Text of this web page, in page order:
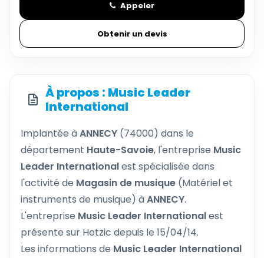
Appeler
Obtenir un devis
À propos : Music Leader
International
Implantée àANNECY (74000) dans le
département Haute-Savoie, l'entreprise Music
Leader Internationalest spécialisée dans
l'activité de Magasin de musique (Matériel et
instruments de musique) àANNECY.
L'entreprise Music Leader Internationalest
présente sur Hotzic depuis le 15/04/14.
Les informations de Music Leader International